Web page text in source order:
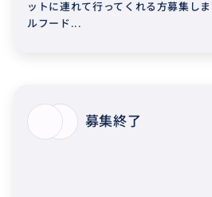
ットに連れて行ってくれる方募集し
ルフード...
募集終了